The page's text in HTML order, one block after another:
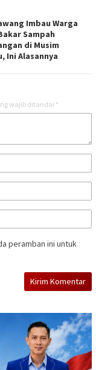
Imbau Warga
Sampah
di Musim
Ini Alasannya
wajib ditandai *
peramban ini untuk